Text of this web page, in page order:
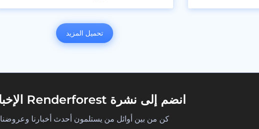
تحميل المزيد
انضم إلى نشرة Renderforest الإخبارية
كن من بين أوائل من يستلمون أحدث أخبارنا وعروضنا